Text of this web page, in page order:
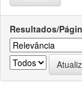
Resultados/